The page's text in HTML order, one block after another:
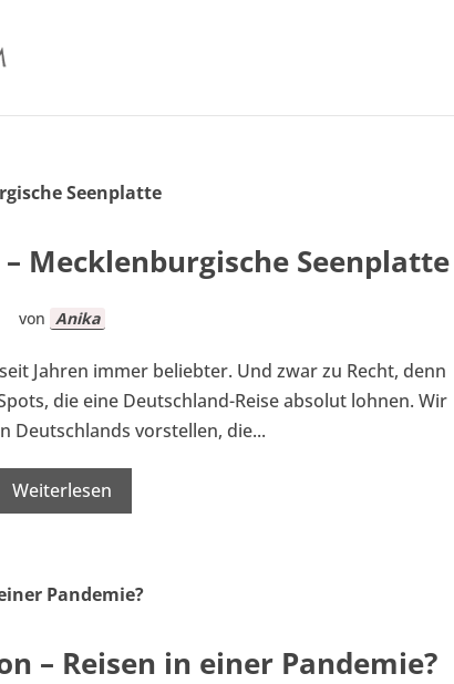
Mecklenburgische Seenplatte
von Anika
Jahren immer beliebter. Und zwar zu Recht, denn
die eine Deutschland-Reise absolut lohnen. Wir
Deutschlands vorstellen, die...
Weiterlesen
– Reisen in einer Pandemie?